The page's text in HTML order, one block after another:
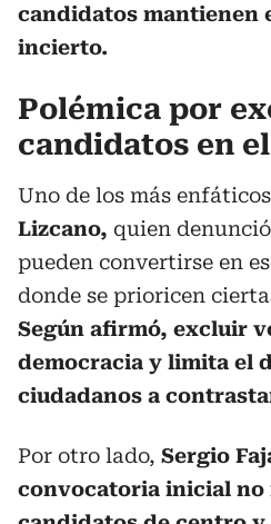
candidatos mantienen
incierto.
Polémica por
candidatos en
Uno de los más
Lizcano, quien
pueden convertirse en
donde se prioricen
Según afirmó, excluir
democracia y limita el
ciudadanos a
Por otro lado, Sergio
convocatoria inicial no